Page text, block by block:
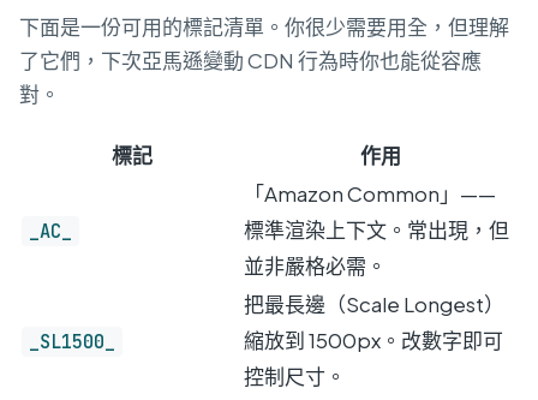
下面是一份可用的標記清單。你很少需要用全，但理解
了它們，下次亞馬遜變動 CDN 行為時你也能從容應
對。
標記 作用
_AC_
「Amazon Common」——
標準渲染上下文。常出現，但
並非嚴格必需。
_SL1500_
把最長邊（Scale Longest）
縮放到 1500px。改數字即可
控制尺寸。